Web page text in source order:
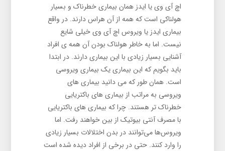
اچ آی وی یا ایدز همان بیماری خطرناک و بسیار
هولناکی است که همه از آن هراس دارند. در واقع
بیماری ایدز یا ویروس اچ آی وی خیلی شایع
نیست. اما به خاطر هولناک بودن آن همه ی افراد
آشنایی بسیار زیادی با این بیماری دارند. در ابتدا
باید بگویم که این بیماری یک بیماری ویروسی
است. همان طور که می دانید بیماری های
ویروسی به مراتب از بیماری های باکتریایی
خطرناک تر هستند. چرا که بیماری های باکتریایی
با مصرف آنتی بیوتیک از بین خواهند رفت. اما
ویروس‌ها می‌توانند در بدن اختلالات بسیار زیادی
را وارد کنند. حتی در برخی از افراد دیده شده است